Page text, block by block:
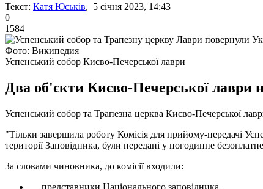
Текст: Катя Юськів, 5 січня 2023, 14:43
0
1584
Фото: Википедия
Успенський собор Києво-Печерської лаври
Два об'єкти Києво-Печерської лаври
Успенський собор та Трапезна церква Києво-Печерської
"Тільки завершила роботу Комісія для прийому-передачі
території Заповідника, були передані у погодинне
За словами чиновника, до комісії входили:
представники Національного заповідника,